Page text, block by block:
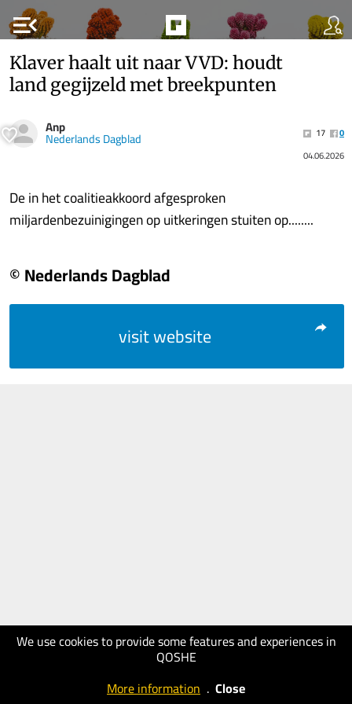
menu_open
We use cookies to provide some features and experiences in
QOSHE
More information . Close
Klaver haalt uit naar VVD: houdt
land gegijzeld met breekpunten
Anp
Nederlands Dagblad 17
0
04.06.2026
De in het coalitieakkoord afgesproken
miljardenbezuinigingen op uitkeringen stuiten op........
© Nederlands Dagblad
visit website